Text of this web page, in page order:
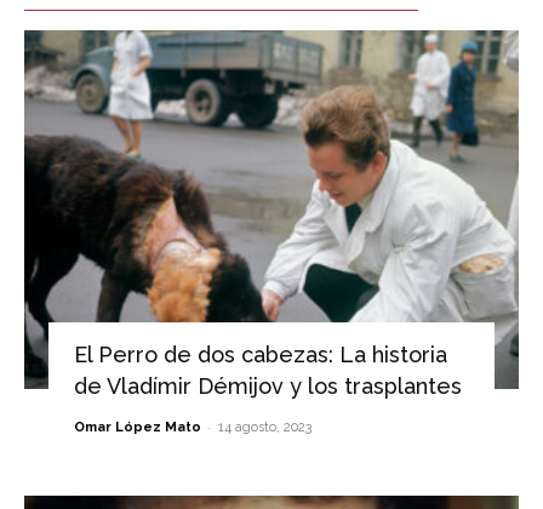
El Perro de dos cabezas: La historia
de Vladímir Démijov y los trasplantes
Omar López Mato - 14 agosto, 2023